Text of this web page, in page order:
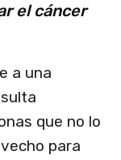
el cáncer
a una
que no lo
para